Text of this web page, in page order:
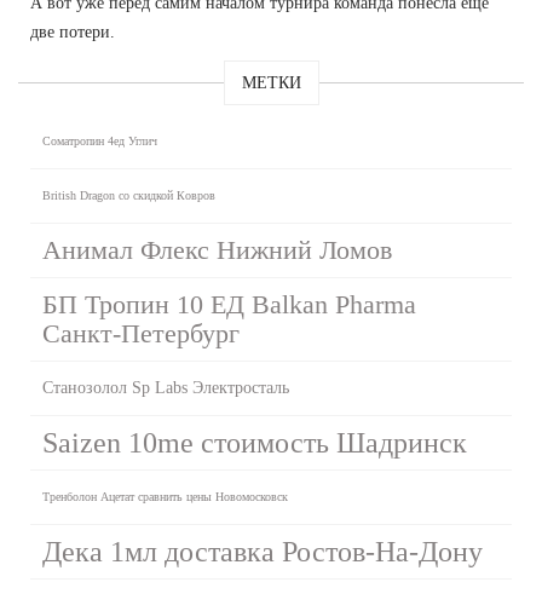
две потери.
МЕТКИ
Cоматропин 4ед Углич
British Dragon со скидкой Ковров
Анимал Флекс Нижний Ломов
БП Тропин 10 ЕД Balkan Pharma
Санкт-Петербург
Станозолол Sp Labs Электросталь
Saizen 10me стоимость Шадринск
Тренболон Ацетат сравнить цены Новомосковск
Дека 1мл доставка Ростов-На-Дону